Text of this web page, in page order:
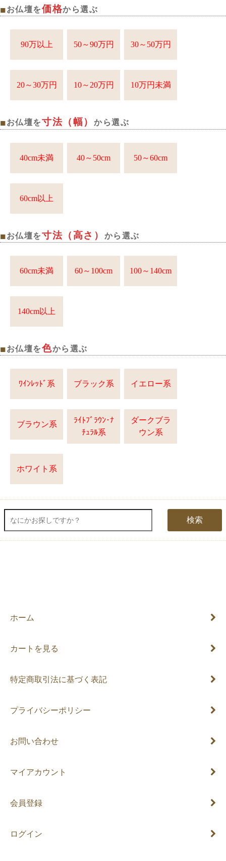
■お仏壇を価格から選ぶ
90万以上 50～90万円 30～50万円
20～30万円 10～20万円 10万円未満
■お仏壇を寸法（幅）から選ぶ
40cm未満 40～50cm 50～60cm
60cm以上
■お仏壇を寸法（高さ） から選ぶ
60cm未満 60～100cm 100～140cm
140cm以上
■お仏壇を色から選ぶ
ﾜｲﾝﾚｯﾄﾞ系 ブラック系 イエロー系
ブラウン系
ﾗｲﾄﾌﾞﾗｳﾝ･ﾅ
ﾁｭﾗﾙ系
ダークブラ
ウン系
ホワイト系
検索
ホーム
カートを見る
特定商取引法に基づく表記
プライバシーポリシー
お問い合わせ
マイアカウント
会員登録
ログイン